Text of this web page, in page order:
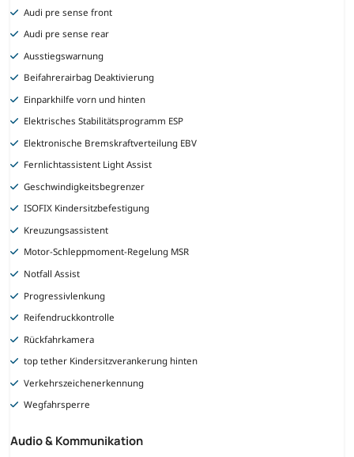
Audi pre sense front
Audi pre sense rear
Ausstiegswarnung
Beifahrerairbag Deaktivierung
Einparkhilfe vorn und hinten
Elektrisches Stabilitätsprogramm ESP
Elektronische Bremskraftverteilung EBV
Fernlichtassistent Light Assist
Geschwindigkeitsbegrenzer
ISOFIX Kindersitzbefestigung
Kreuzungsassistent
Motor-Schleppmoment-Regelung MSR
Notfall Assist
Progressivlenkung
Reifendruckkontrolle
Rückfahrkamera
top tether Kindersitzverankerung hinten
Verkehrszeichenerkennung
Wegfahrsperre
Audio & Kommunikation